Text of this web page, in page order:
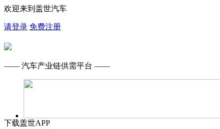
欢迎来到盖世汽车
请登录 免费注册
—— 汽车产业链供需平台 ——
下载盖世APP